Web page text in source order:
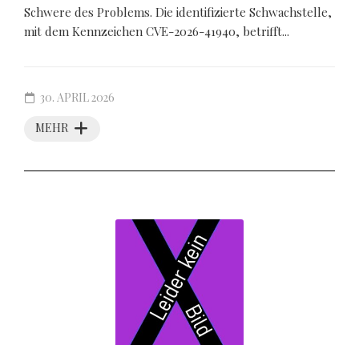
Schwere des Problems. Die identifizierte Schwachstelle,
mit dem Kennzeichen CVE-2026-41940, betrifft...
MEHR
30. APRIL 2026